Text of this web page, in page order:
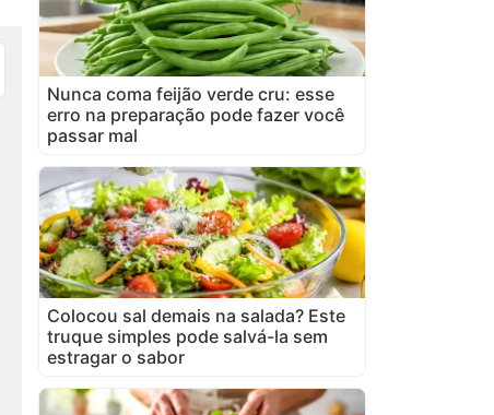
Nunca coma feijão verde cru: esse
erro na preparação pode fazer você
passar mal
Colocou sal demais na salada? Este
truque simples pode salvá-la sem
estragar o sabor